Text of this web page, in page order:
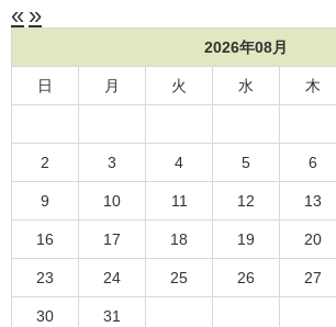
« »
2026年08月
日 月 火 水 木
2 3 4 5 6
9 10 11 12 13
16 17 18 19 20
23 24 25 26 27
30 31